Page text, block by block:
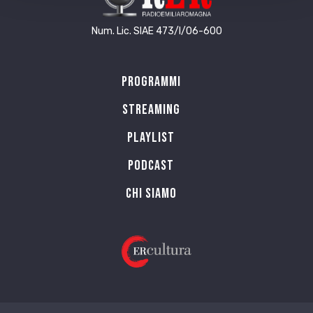
Num. Lic. SIAE 473/I/06-600
Programmi
Streaming
Playlist
PODCAST
Chi siamo